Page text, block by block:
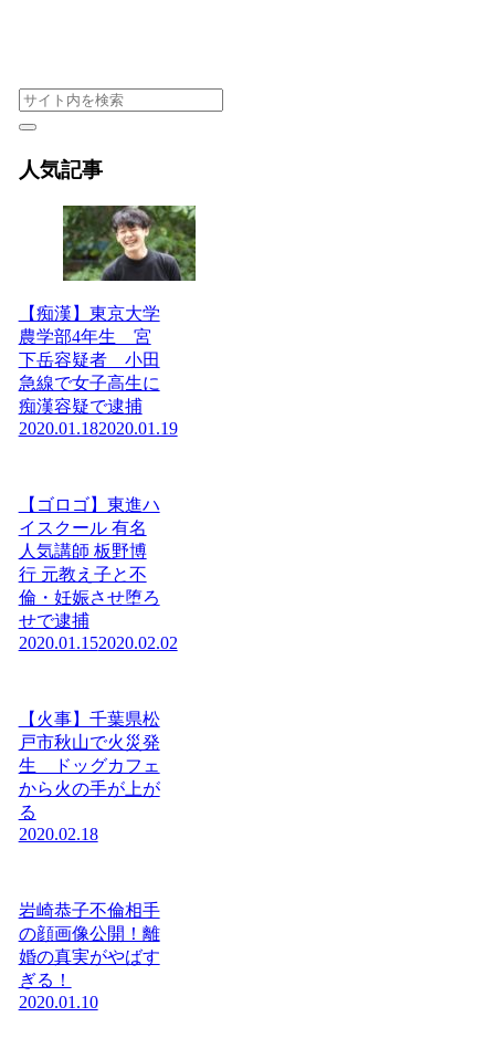
人気記事
【痴漢】東京大学
農学部4年生 宮
下岳容疑者 小田
急線で女子高生に
痴漢容疑で逮捕
2020.01.182020.01.19
【ゴロゴ】東進ハ
イスクール 有名
人気講師 板野博
行 元教え子と不
倫・妊娠させ堕ろ
せで逮捕
2020.01.152020.02.02
【火事】千葉県松
戸市秋山で火災発
生 ドッグカフェ
から火の手が上が
る
2020.02.18
岩崎恭子不倫相手
の顔画像公開！離
婚の真実がやばす
ぎる！
2020.01.10